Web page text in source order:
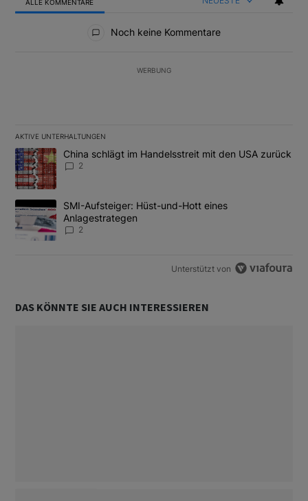
ALLE KOMMENTARE
Noch keine Kommentare
WERBUNG
AKTIVE UNTERHALTUNGEN
Das Folgende ist eine Liste der am meisten kommentierten
Ein Trendartikel mit dem Titel "China schlägt im Handelsstreit
China schlägt im Handelsstreit mit den USA zurück
2
Ein Trendartikel mit dem Titel "SMI-Aufsteiger: Hüst-und-Hott
SMI-Aufsteiger: Hüst-und-Hott eines
Anlagestrategen
2
Unterstützt von
DAS KÖNNTE SIE AUCH INTERESSIEREN